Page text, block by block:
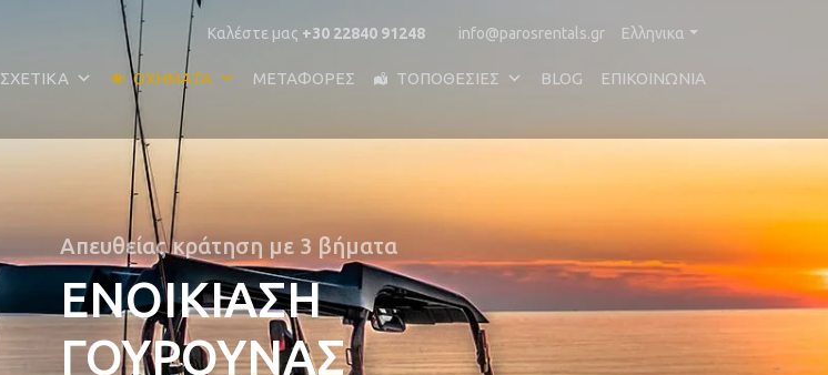
Ελληνικα
info@parosrentals.gr
Καλέστε μας +30 22840 91248
ΣΧΕΤΙΚΆ ΟΧΉΜΑΤΑ ΜΕΤΑΦΟΡΕΣ ΤΟΠΟΘΕΣΊΕΣ BLOG ΕΠΙΚΟΙΝΩΝΊΑ
Απευθείας κράτηση με 3 βήματα
ΕΝΟΙΚΙΑΣΗ
ΓΟΥΡΟΥΝΑΣ